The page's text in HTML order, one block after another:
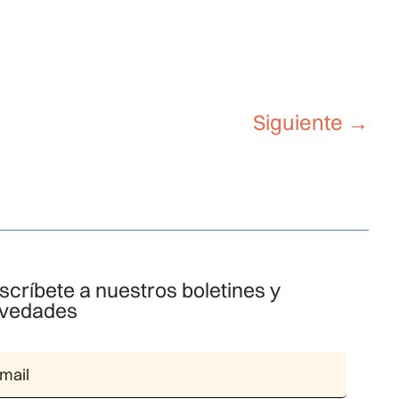
Siguiente →
a nuestros boletines y